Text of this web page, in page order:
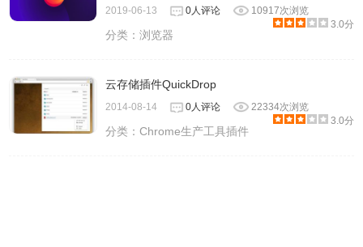
2019-06-13 0人评论
10917次浏览
3.0分
分类：浏览器
云存储插件QuickDrop
2014-08-14 0人评论
22334次浏览
3.0分
分类：Chrome生产工具插件